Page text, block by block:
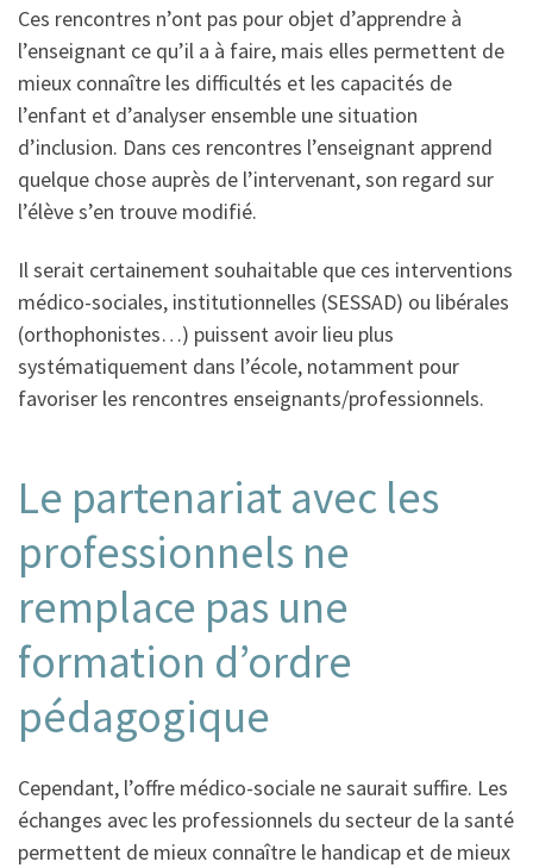
Ces rencontres n’ont pas pour objet d’apprendre à
l’enseignant ce qu’il a à faire, mais elles permettent de
mieux connaître les difficultés et les capacités de
l’enfant et d’analyser ensemble une situation
d’inclusion. Dans ces rencontres l’enseignant apprend
quelque chose auprès de l’intervenant, son regard sur
l’élève s’en trouve modifié.
Il serait certainement souhaitable que ces interventions
médico-sociales, institutionnelles (SESSAD) ou libérales
(orthophonistes…) puissent avoir lieu plus
systématiquement dans l’école, notamment pour
favoriser les rencontres enseignants/professionnels.
Le partenariat avec les
professionnels ne
remplace pas une
formation d’ordre
pédagogique
Cependant, l’offre médico-sociale ne saurait suffire. Les
échanges avec les professionnels du secteur de la santé
permettent de mieux connaître le handicap et de mieux